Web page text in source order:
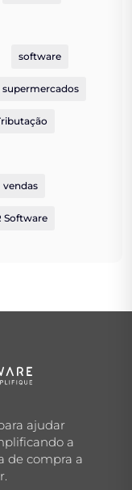
software
supermercados
vendas
Software
ajudar
a
de compra a